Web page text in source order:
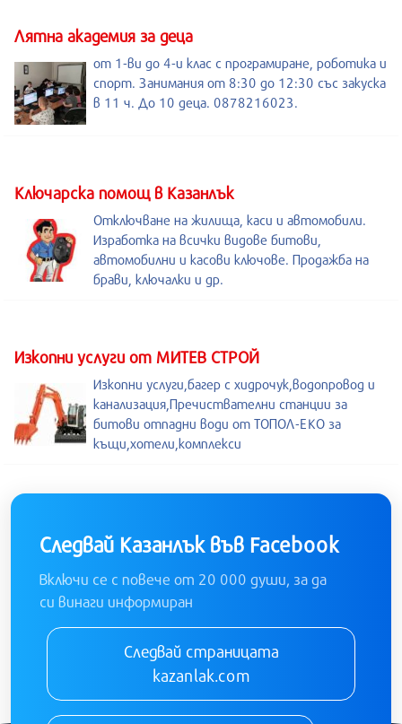
Лятна академия за деца
от 1-ви до 4-и клас с програмиране, роботика и
спорт. Занимания от 8:30 до 12:30 със закуска
в 11 ч. До 10 деца. 0878216023.
Kлючарска помощ в Казанлък
Отключване на жилища, каси и автомобили.
Изработка на всички видове битови,
автомобилни и касови ключове. Продажба на
брави, ключалки и др.
Изкопни услуги от МИТЕВ СТРОЙ
Изкопни услуги,багер с хидрочук,водопровод и
канализация,Пречиствателни станции за
битови отпадни води от ТОПОЛ-ЕКО за
къщи,хотели,комплекси
Следвай Казанлък във Facebook
Включи се с повече от 20 000 души, за да
си винаги информиран
Следвай страницата
kazanlak.com